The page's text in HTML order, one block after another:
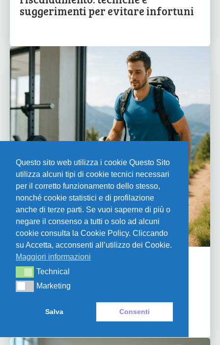
suggerimenti per evitare infortuni
FORZA
I benefici del cross training: come
integrare il trekking nel tuo
programma di allenamento
Questo sito web utilizza i cookie Questo Sito
utilizza alcuni tipi di cookie tecnici necessari
per il corretto funzionamento dello stesso,
nonché cookie statistici e di profilazione
anche di terze parti. Se vuoi saperne di più o
negare il consenso a tutti o solo ad alcuni
cookie consulta la Cookie Policy. Cliccando
su Accetta, acconsenti all’utilizzo dei Cookie.
Maggiori informazioni
TechnicalTechnical
MarketingMarketing
Salva Consenti